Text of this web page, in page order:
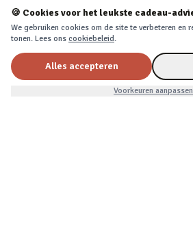
Bestelling herroepen
Over Cadeau.nl
Algemene voorwaarden
Privacy & cookies
🍪 Cookies voor het leukste cadeau-
We gebruiken cookies om de site te verbeteren en
tonen. Lees ons cookiebeleid.
Alles accepteren
Voorkeuren aanpassen